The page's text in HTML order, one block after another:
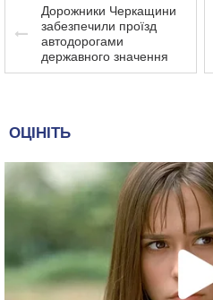
Дорожники Черкащини
забезпечили проїзд
автодорогами
державного значення